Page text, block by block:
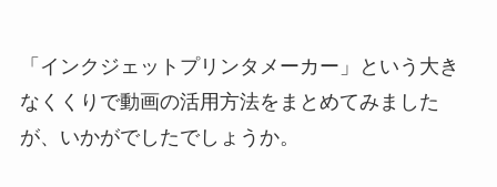
「インクジェットプリンタメーカー」という大き
なくくりで動画の活用方法をまとめてみました
が、いかがでしたでしょうか。